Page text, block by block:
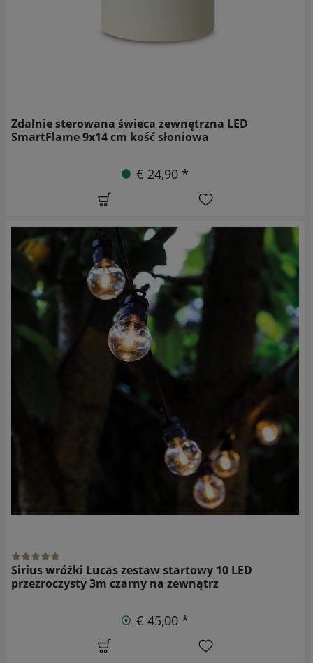
Zdalnie sterowana świeca zewnętrzna LED
SmartFlame 9x14 cm kość słoniowa
€ 24,90 *
Sirius wróżki Lucas zestaw startowy 10 LED
przezroczysty 3m czarny na zewnątrz
€ 45,00 *